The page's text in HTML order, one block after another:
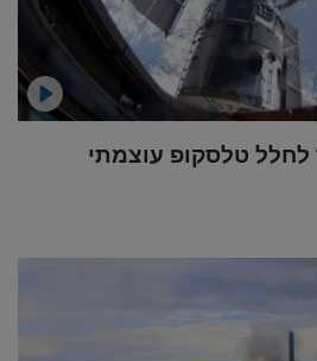
טלסקופ עוצמתי